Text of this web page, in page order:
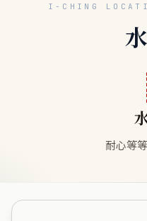
I-CHING
耐心等